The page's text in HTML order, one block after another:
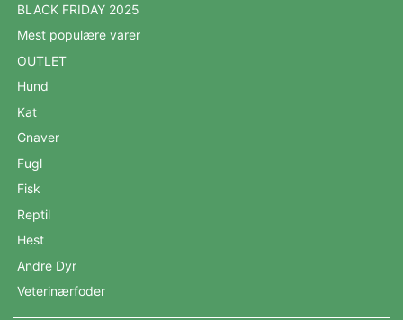
BLACK FRIDAY 2025
Mest populære varer
OUTLET
Hund
Kat
Gnaver
Fugl
Fisk
Reptil
Hest
Andre Dyr
Veterinærfoder